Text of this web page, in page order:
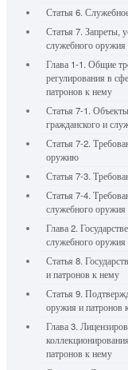
Статья 6.
Статья 7. Запреты,
служебного
Глава 1-1. Общие
регулирования в
патронов к нему
Статья 7-1.
гражданского и
Статья 7-2.
оружию
Статья 7-3.
Статья 7-4.
служебного
Глава 2.
служебного
Статья 8.
и патронов к нему
Статья 9.
оружия и патронов
Глава 3.
патронов к нему